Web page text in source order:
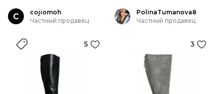
C
cojiomoh
Частный продавец
5
PolinaTumanova8
Частный продавец
3